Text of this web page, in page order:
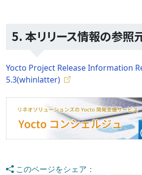
5. 本リリース情報の参照
Yocto Project Release Information
5.3(whinlatter)
このページをシェア：